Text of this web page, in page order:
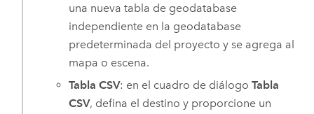
una nueva tabla de geodatabase
independiente en la geodatabase
predeterminada del proyecto y se agrega al
mapa o escena.
Tabla CSV: en el cuadro de diálogoTabla
CSV, defina el destino y proporcione un